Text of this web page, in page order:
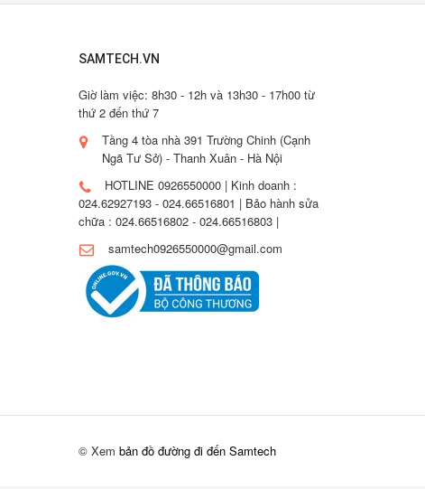
SAMTECH.VN
Giờ làm việc: 8h30 - 12h và 13h30 - 17h00 từ
thứ 2 đến thứ 7
Tầng 4 tòa nhà 391 Trường Chinh (Cạnh
Ngã Tư Sở) - Thanh Xuân - Hà Nội
HOTLINE 0926550000 | Kinh doanh :
024.62927193 - 024.66516801 | Bảo hành sửa
chữa : 024.66516802 - 024.66516803 |
samtech0926550000@gmail.com
© Xem bản đồ đường đi đến Samtech